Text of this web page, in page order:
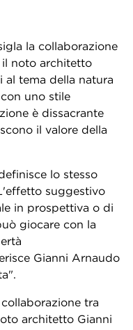
la collaborazione
noto architetto
al tema della natura
uno stile
è dissacrante
il valore della
lo stesso
suggestivo
in prospettiva o di
giocare con la
Gianni Arnaudo
tra
architetto Gianni